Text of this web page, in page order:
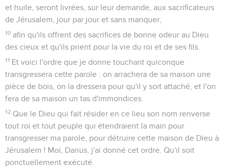
et huile, seront livrées, sur leur demande, aux sacrificateurs
de Jérusalem, jour par jour et sans manquer,
10 afin qu'ils offrent des sacrifices de bonne odeur au Dieu
des cieux et qu'ils prient pour la vie du roi et de ses fils.
11 Et voici l'ordre que je donne touchant quiconque
transgressera cette parole : on arrachera de sa maison une
pièce de bois, on la dressera pour qu'il y soit attaché, et l'on
fera de sa maison un tas d'immondices.
12 Que le Dieu qui fait résider en ce lieu son nom renverse
tout roi et tout peuple qui étendraient la main pour
transgresser ma parole, pour détruire cette maison de Dieu à
Jérusalem ! Moi, Darius, j'ai donné cet ordre. Qu'il soit
ponctuellement exécuté.